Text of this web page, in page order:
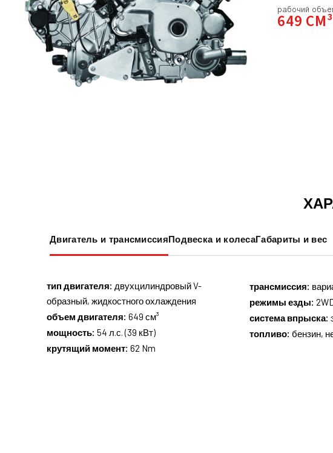
рабочий
649 СМ³
Двигатель и трансмиссияПодвеска и колесаГабариты и вес
тип двигателя: двухцилиндровый V-
образный, жидкостного охлаждения
объем двигателя: 649 см³
мощность: 54 л.с. (39 кВт)
крутящий момент: 62 Nm
трансмиссия:
режимы езды:
система впрыска:
топливо: бензин,